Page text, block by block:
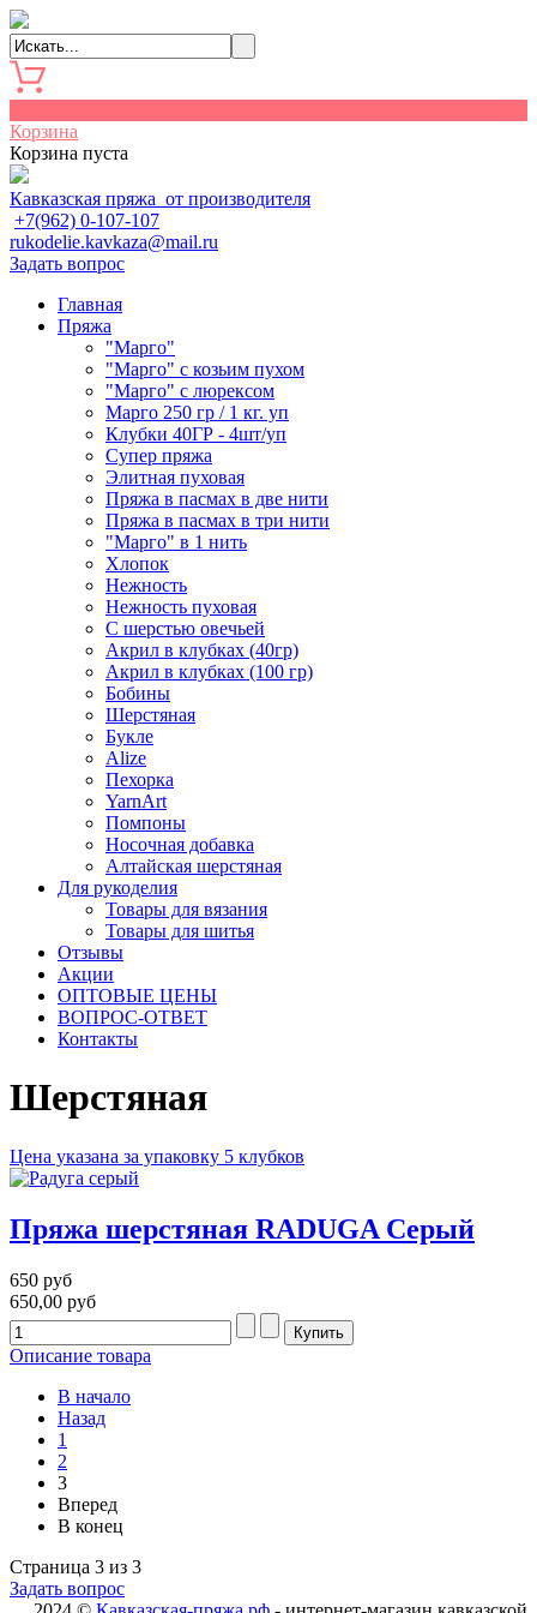
Корзина
Корзина пуста
Кавказская пряжа от производителя
+7(962) 0-107-107
rukodelie.kavkaza@mail.ru
Задать вопрос
Главная
Пряжа
"Марго"
"Марго" с козьим пухом
"Марго" с люрексом
Марго 250 гр / 1 кг. уп
Клубки 40ГР - 4шт/уп
Cупер пряжа
Элитная пуховая
Пряжа в пасмах в две нити
Пряжа в пасмах в три нити
"Марго" в 1 нить
Хлопок
Нежность
Нежность пуховая
С шерстью овечьей
Акрил в клубках (40гр)
Акрил в клубках (100 гр)
Бобины
Шерстяная
Букле
Alize
Пехорка
YarnArt
Помпоны
Носочная добавка
Алтайская шерстяная
Для рукоделия
Товары для вязания
Товары для шитья
Отзывы
Акции
ОПТОВЫЕ ЦЕНЫ
ВОПРОС-ОТВЕТ
Контакты
Шерстяная
Цена указана за упаковку 5 клубков
Пряжа шерстяная RADUGA Серый
650 руб
650,00 руб
Описание товара
В начало
Назад
1
2
3
Вперед
В конец
Страница 3 из 3
Задать вопрос